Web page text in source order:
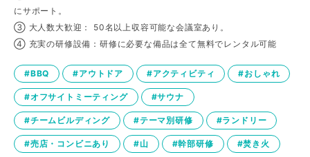
にサポート。
③ 大人数大歓迎： 50名以上収容可能な会議室あり。
④ 充実の研修設備：研修に必要な備品は全て無料でレンタル可能
#BBQ #アウトドア #アクティビティ #おしゃれ
#オフサイトミーティング #サウナ
#チームビルディング #テーマ別研修 #ランドリー
#売店・コンビニあり #山 #幹部研修 #焚き火